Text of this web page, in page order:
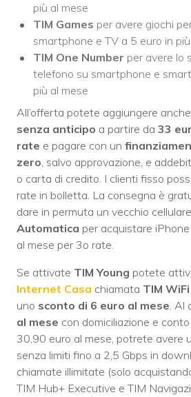
più al mese
TIM Games per avere giochi
smartphone e TV a 5 euro in
TIM One Number per avere lo
telefono su smartphone e
più al mese
All’offerta potete aggiungere anche
senza anticipo a partire da 33
rate e pagare con un
zero, salvo approvazione, e
o carta di credito. I clienti fisso
rate in bolletta. La consegna è
dare in permuta un vecchio
Automatica per acquistare
al mese per 3o rate.
Se attivate TIM Young potete
Internet Casa chiamata TIM
uno sconto di 6 euro al mese. Al
al mese con domiciliazione e
30,90 euro al mese, potrete avere
senza limiti fino a 2,5 Gbps in
chiamate illimitate (solo
TIM Hub+ Executive e TIM